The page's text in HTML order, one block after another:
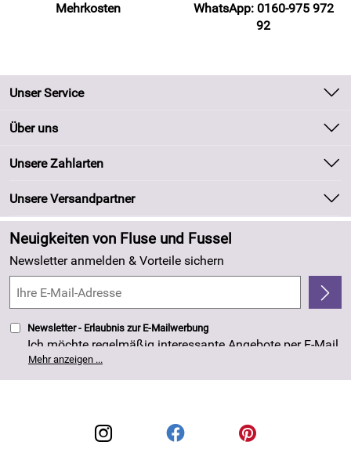
Mehrkosten
WhatsApp: 0160-975 972
92
Unser Service
Kontakt
Kundeninformationen
Newsletter
Zahlung und Versand
Kundenlogin
Über uns
Unsere Bestseller
Neu
Angebote
Made in Germany
4,8/5*****
Unsere Zahlarten
Unsere Versandpartner
Neuigkeiten von Fluse und Fussel
Newsletter anmelden & Vorteile sichern
Newsletter - Erlaubnis zur E-Mailwerbung
Ich möchte regelmäßig interessante Angebote per E-Mail
erhalten. Meine E-Mail-Adresse wird nicht an andere
Unternehmen weitergegeben. Die Einwilligung zur
Nutzung meiner E-Mail- Adresse für Werbezwecke kann
Mehr anzeigen ...